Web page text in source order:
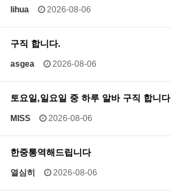
lihua 2026-08-06
구직 합니다.
asgea 2026-08-06
토요일,일요일 중 하루 알바 구직 합니다
MISS 2026-08-06
한중통역해드립니다
열심히 2026-08-06